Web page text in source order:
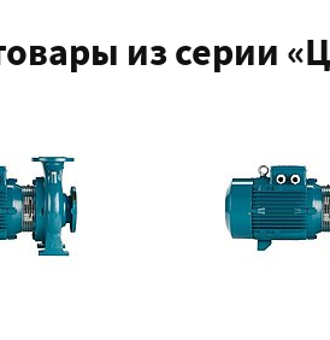
из серии